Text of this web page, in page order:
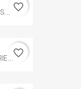
favorite_border
favorite_border